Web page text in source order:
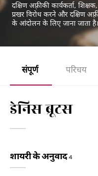
दक्षिण अफ़्रीकी कार्यकर्ता,
प्रखर विरोध करने और दक्षिण
के आंदोलन के लिए जाना जाता है।
संपूर्ण परिचय
डेनिस ब्रूटस
शायरी के अनुवाद4